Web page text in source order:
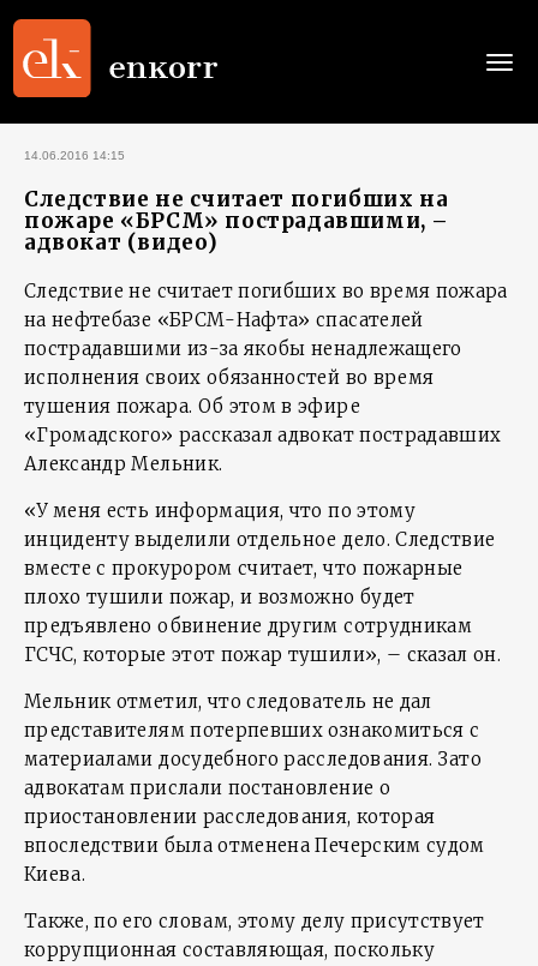
14.06.2016 14:15
Следствие не считает погибших на
пожаре «БРСМ» пострадавшими, –
адвокат (видео)
Следствие не считает погибших во время пожара
на нефтебазе «БРСМ-Нафта» спасателей
пострадавшими из-за якобы ненадлежащего
исполнения своих обязанностей во время
тушения пожара. Об этом в эфире
«Громадского» рассказал адвокат пострадавших
Александр Мельник.
«У меня есть информация, что по этому
инциденту выделили отдельное дело. Следствие
вместе с прокурором считает, что пожарные
плохо тушили пожар, и возможно будет
предъявлено обвинение другим сотрудникам
ГСЧС, которые этот пожар тушили», – сказал он.
Мельник отметил, что следователь не дал
представителям потерпевших ознакомиться с
материалами досудебного расследования. Зато
адвокатам прислали постановление о
приостановлении расследования, которая
впоследствии была отменена Печерским судом
Киева.
Также, по его словам, этому делу присутствует
коррупционная составляющая, поскольку